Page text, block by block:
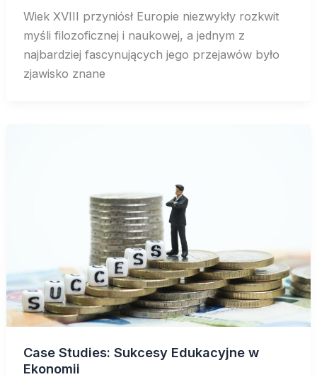
Wiek XVIII przyniósł Europie niezwykły rozkwit
myśli filozoficznej i naukowej, a jednym z
najbardziej fascynujących jego przejawów było
zjawisko znane
Case Studies: Sukcesy Edukacyjne w
Ekonomii